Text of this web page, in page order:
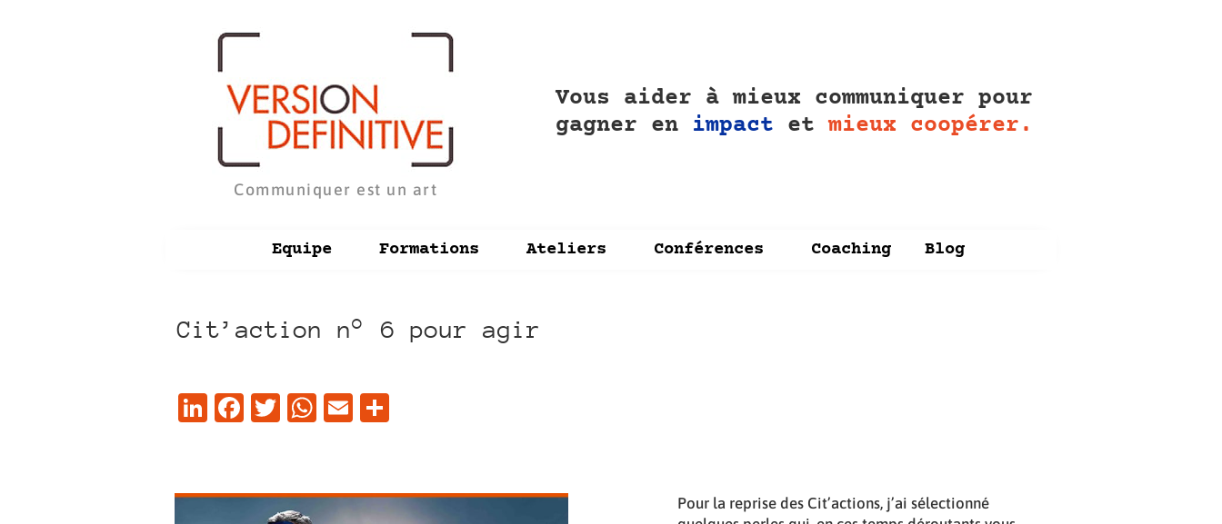
Communiquer est un art
Vous aider à mieux communiquer pour
gagner en impact etmieux coopérer.
Equipe Formations Ateliers Conférences Coaching Blog
Cit’action n° 6 pour agir
LinkedIn
Facebook
Twitter
WhatsApp
Email
Pour la reprise des Cit’actions, j’ai sélectionné